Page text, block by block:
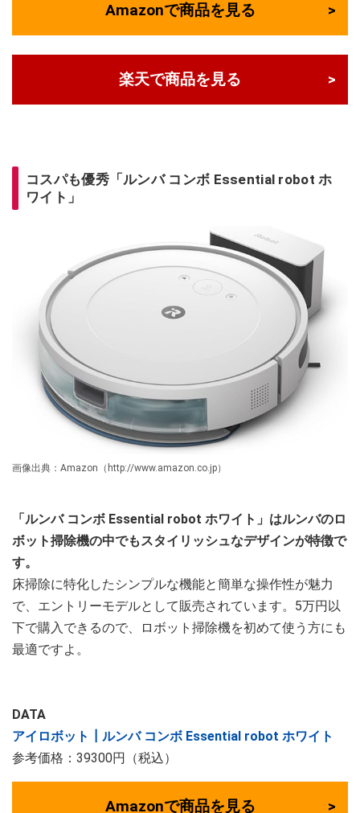
Amazonで商品を見る
楽天で商品を見る
コスパも優秀「ルンバ コンボ Essential robot ホ
ワイト」
画像出典：Amazon（http://www.amazon.co.jp）
「ルンバ コンボ Essential robot ホワイト」はルンバのロ
ボット掃除機の中でもスタイリッシュなデザインが特徴で
す。
床掃除に特化したシンプルな機能と簡単な操作性が魅力
で、エントリーモデルとして販売されています。5万円以
下で購入できるので、ロボット掃除機を初めて使う方にも
最適ですよ。
DATA
アイロボット┃ルンバ コンボ Essential robot ホワイト
参考価格：39300円（税込）
Amazonで商品を見る